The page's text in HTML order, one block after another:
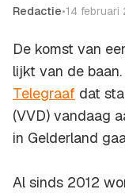
Redactie•14 februari
De komst van
lijkt van de
Telegraaf dat
(VVD) vandaag
in Gelderland
Al sinds 2012